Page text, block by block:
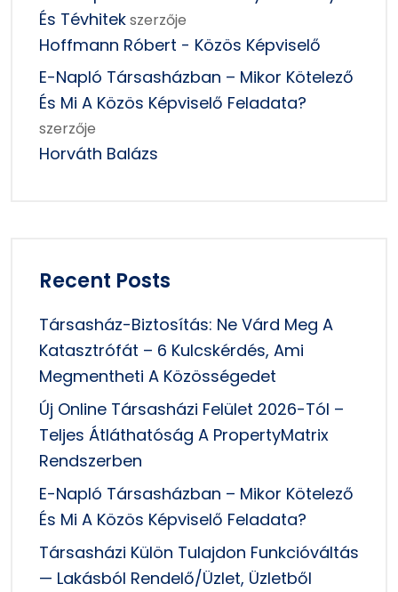
És Tévhitekszerzője
Hoffmann Róbert - Közös Képviselő
E-Napló Társasházban – Mikor Kötelező
És Mi A Közös Képviselő Feladata?
szerzője
Horváth Balázs
Recent Posts
Társasház-Biztosítás: Ne Várd Meg A
Katasztrófát – 6 Kulcskérdés, Ami
Megmentheti A Közösségedet
Új Online Társasházi Felület 2026-Tól –
Teljes Átláthatóság A PropertyMatrix
Rendszerben
E-Napló Társasházban – Mikor Kötelező
És Mi A Közös Képviselő Feladata?
Társasházi Külön Tulajdon Funkcióváltás
— Lakásból Rendelő/üzlet, Üzletből